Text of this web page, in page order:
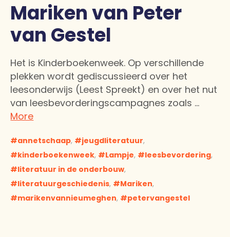
Mariken van Peter
van Gestel
Het is Kinderboekenweek. Op verschillende
plekken wordt gediscussieerd over het
leesonderwijs (Leest Spreekt) en over het nut
van leesbevorderingscampagnes zoals …
More
annetschaap, jeugdliteratuur,
kinderboekenweek, Lampje, leesbevordering,
literatuur in de onderbouw,
literatuurgeschiedenis, Mariken,
marikenvannieumeghen, petervangestel